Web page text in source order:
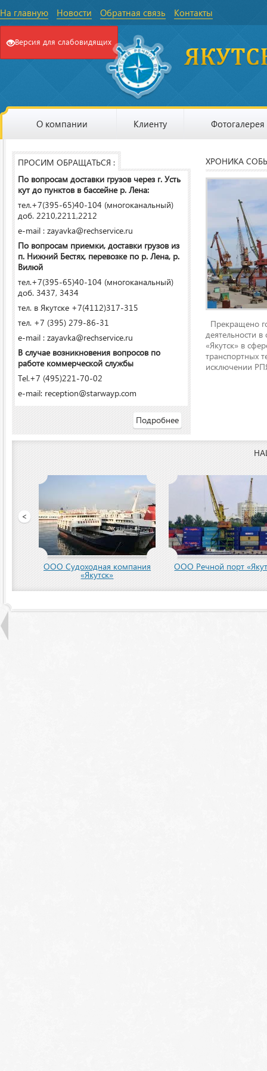
На главную Новости Обратная связь Контакты
Версия для слабовидящих
О компании Клиенту Фотогалерея
ПРОСИМ ОБРАЩАТЬСЯ :
По вопросам доставки грузов через г. Усть
кут до пунктов в бассейне р. Лена:
тел.+7(395-65)40-104 (многоканальный)
доб. 2210,2211,2212
e-mail : zayavka@rechservice.ru
По вопросам приемки, доставки грузов из
п. Нижний Бестях, перевозке по р. Лена, р.
Вилюй
тел.+7(395-65)40-104 (многоканальный)
доб. 3437, 3434
тел. в Якутске +7(4112)317-315
тел. +7 (395) 279-86-31
e-mail : zayavka@rechservice.ru
В случае возникновения вопросов по
работе коммерческой службы
Tel.+7 (495)221-70-02
e-mail: reception@starwayp.com
Подробнее
ХРОНИКА
Прекращено
деятельности
«Якутск» в
транспортных
исключении
<
ООО Судоходная компания
«Якутск»
ООО Речной порт